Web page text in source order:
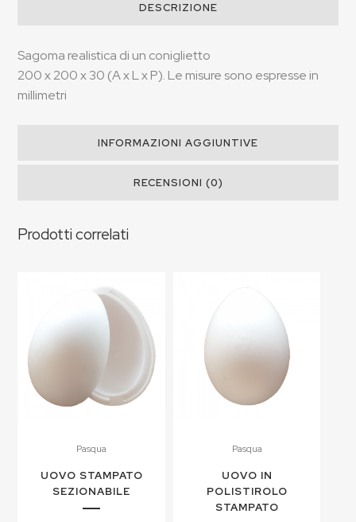
DESCRIZIONE
Sagoma realistica di un coniglietto
200 x 200 x 30 (A x L x P). Le misure sono espresse in
millimetri
INFORMAZIONI AGGIUNTIVE
RECENSIONI (0)
Prodotti correlati
Pasqua
UOVO STAMPATO
SEZIONABILE
Pasqua
UOVO IN
POLISTIROLO
STAMPATO